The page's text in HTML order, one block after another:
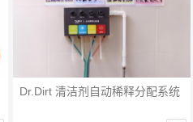
Dr.Dirt 清洁剂自动稀释分配系统